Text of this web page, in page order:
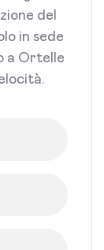
del
in sede
a Ortelle